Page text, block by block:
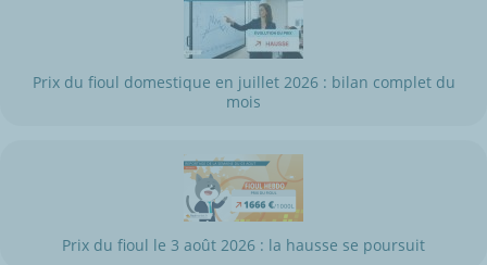
Prix du fioul domestique en juillet 2026 : bilan complet du
mois
Prix du fioul le 3 août 2026 : la hausse se poursuit